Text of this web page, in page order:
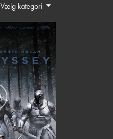
Vælg kategori